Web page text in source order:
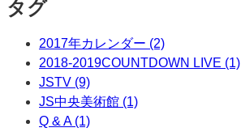
タグ
2017年カレンダー (2)
2018-2019COUNTDOWN LIVE (1)
JSTV (9)
JS中央美術館 (1)
Q & A (1)